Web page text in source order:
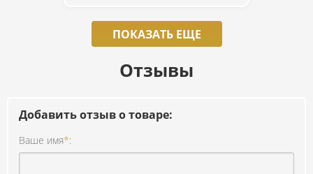
ПОКАЗАТЬ ЕЩЕ
Отзывы
Добавить отзыв о товаре:
Ваше имя*: